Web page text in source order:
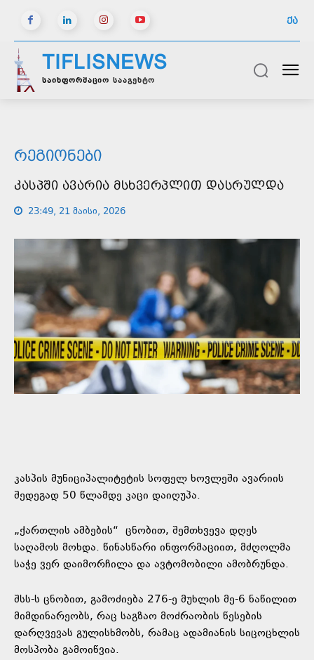
ᲥᲐ
TIFLISNEWS
საინფორმაციო სააგენტო
ᲠᲔᲒᲘᲝᲜᲔᲑᲘ
ᲙᲐᲡᲞᲨᲘ ᲐᲕᲐᲠᲘᲐ ᲛᲡᲮᲕᲔᲠᲞᲚᲘᲗ ᲓᲐᲡᲠᲣᲚᲓᲐ
23:49, 21 მაისი, 2026
კასპის მუნიციპალიტეტის სოფელ ხოვლეში ავარიის
შედეგად 50 წლამდე კაცი დაიღუპა.
„ქართლის ამბების“ ცნობით, შემთხვევა დღეს
საღამოს მოხდა. წინასწარი ინფორმაციით, მძღოლმა
საჭე ვერ დაიმორჩილა და ავტომობილი ამობრუნდა.
შსს-ს ცნობით, გამოძიება 276-ე მუხლის მე-6 ნაწილით
მიმდინარეობს, რაც საგზაო მოძრაობის წესების
დარღვევას გულისხმობს, რამაც ადამიანის სიცოცხლის
მოსპობა გამოიწვია.